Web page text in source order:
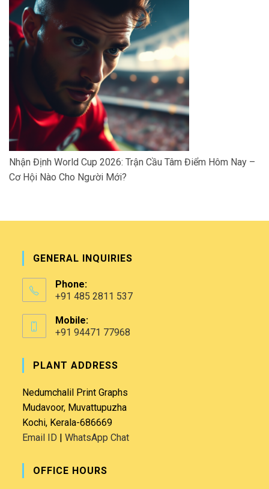
Nhận Định World Cup 2026: Trận Cầu Tâm Điểm Hôm Nay –
Cơ Hội Nào Cho Người Mới?
GENERAL INQUIRIES
Phone:
+91 485 2811 537
Mobile:
+91 94471 77968
PLANT ADDRESS
Nedumchalil Print Graphs
Mudavoor, Muvattupuzha
Kochi, Kerala-686669
Email ID |WhatsApp Chat
OFFICE HOURS